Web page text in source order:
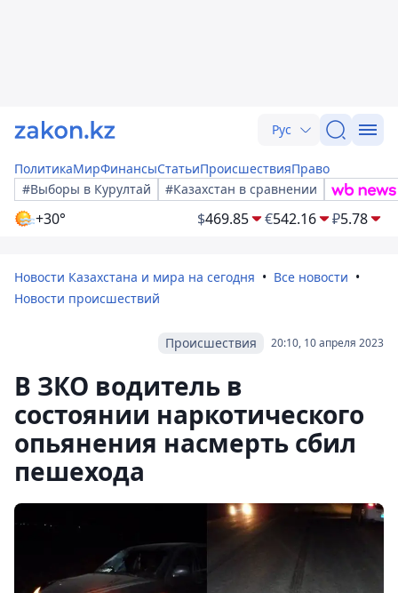
Рус
ПолитикаМирФинансыСтатьиПроисшествияПраво
#Выборы в Курултай
#Казахстан в сравнении
+30° $469.85 €542.16 ₽5.78
Новости Казахстана и мира на сегодня
Все новости
Новости происшествий
20:10, 10 апреля 2023
Происшествия
В ЗКО водитель в
состоянии наркотического
опьянения насмерть сбил
пешехода